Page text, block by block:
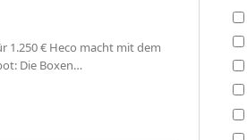
1.250 € Heco macht mit dem
Die Boxen…